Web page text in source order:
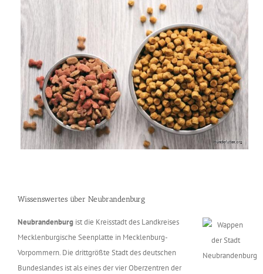
Wissenswertes über Neubrandenburg
Neubrandenburg ist die Kreisstadt des Landkreises
Mecklenburgische Seenplatte in Mecklenburg-
Vorpommern. Die drittgrößte Stadt des deutschen
Bundeslandes ist als eines der vier Oberzentren der